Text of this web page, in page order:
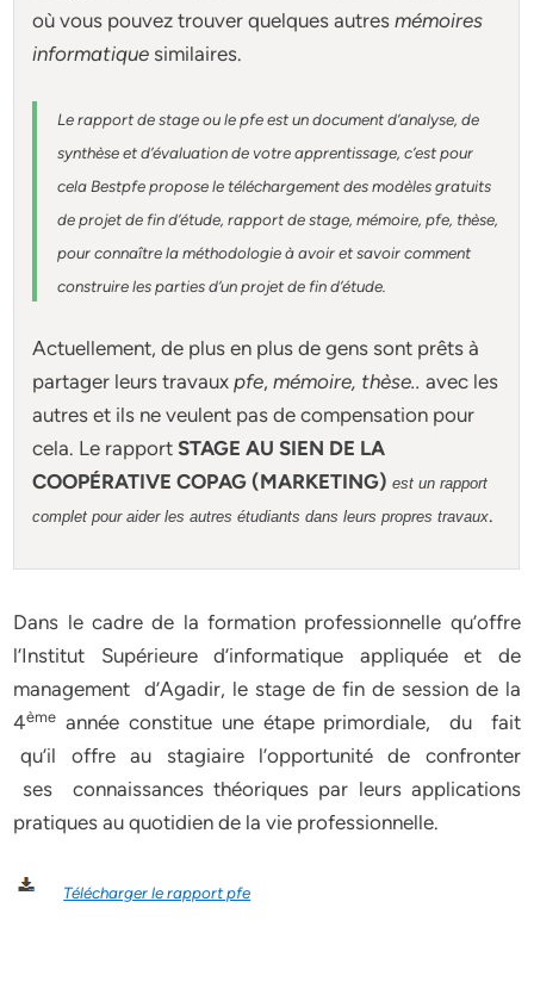
où vous pouvez trouver quelques autresmémoires
informatique similaires.
Le rapport de stage ou le pfe est un document d’analyse, de
synthèse et d’évaluation de votre apprentissage, c’est pour
cela Bestpfepropose le téléchargement des modèles gratuits
de projet de fin d’étude, rapport de stage, mémoire, pfe, thèse,
pour connaître la méthodologie à avoir et savoir comment
construire les parties d’un projet de fin d’étude
Actuellement, de plus en plus de gens sont prêts à
partager leurs travauxpfe,mémoire, thèse.. avec les
autres et ils ne veulent pas de compensation pour
cela. Le rapportSTAGE AU SIEN DE LA
COOPÉRATIVE COPAG (MARKETING) est un rapport
complet pour aider les autres étudiants dans leurs propres travaux.
Dans le cadre de la formation professionnelle qu’offre
l’Institut Supérieure d’informatique appliquée et de
management d’Agadir, le stage de fin de session de la
4ème année constitue une étape primordiale, du fait
qu’il offre au stagiaire l’opportunité de confronter
ses connaissances théoriques par leurs applications
pratiques au quotidien de la vie professionnelle.
Télécharger le rapport pfe